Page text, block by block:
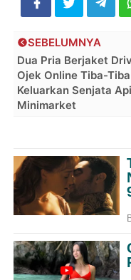
SEBELUMNYA
Dua Pria Berjaket
Ojek Online Tiba-Tiba
Keluarkan Senjata
Minimarket